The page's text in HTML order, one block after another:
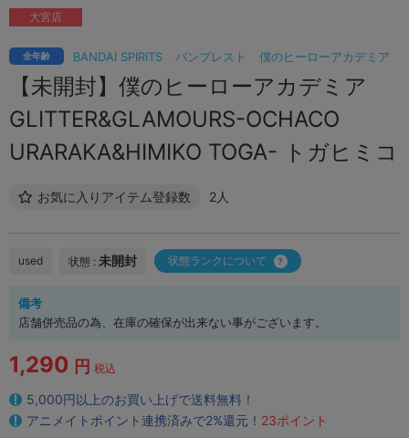
BANDAI SPIRITS バンプレスト 僕のヒーローアカデミア
全年齢
【未開封】僕のヒーローアカデミア
GLITTER&GLAMOURS-OCHACO
URARAKA&HIMIKO TOGA- トガヒミコ
お気に入りアイテム登録数 2人
大宮店
used 状態 : 未開封 状態ランクについて
備考
店舗併売品の為、在庫の確保が出来ない事がございます。
1,290 円 税込
5,000円以上のお買い上げで送料無料！
アニメイトポイント連携済みで2%還元！ 23ポイント